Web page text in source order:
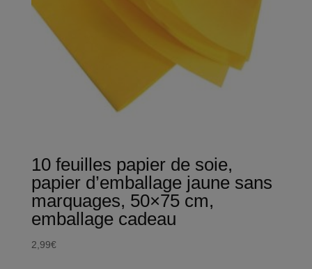
10 feuilles papier de soie,
papier d’emballage jaune sans
marquages, 50×75 cm,
emballage cadeau
2,99€